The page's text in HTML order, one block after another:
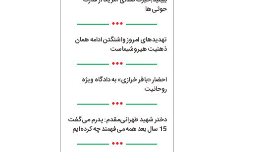
حوثی‌ها
•••
تهدیدهای امروز واشنگتن ادامه همان
ذهنیت هیروشیماست
•••
احضار «باقر خرازی» به دادگاه ویژه
روحانیت
•••
دختر شهید طهرانی‌مقدم: پدرم می‌گفت
15 سال بعد همه می‌فهمند چه کرده‌ایم
•••